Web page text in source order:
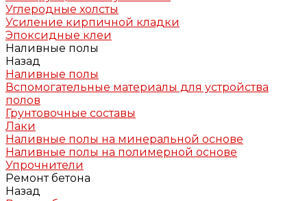
Углеродные холсты
Усиление кирпичной кладки
Эпоксидные клеи
Наливные полы
Назад
Наливные полы
Вспомогательные материалы для устройства
полов
Грунтовочные составы
Лаки
Наливные полы на минеральной основе
Наливные полы на полимерной основе
Упрочнители
Ремонт бетона
Назад